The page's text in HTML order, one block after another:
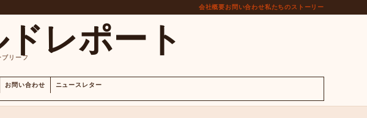
会社概要お問い合わせ私たちのストーリー
レポート
リーフ
お問い合わせ ニュースレター